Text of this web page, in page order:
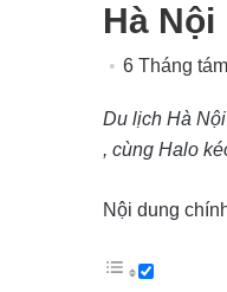
Hà
6 Tháng
Du lịch Hà Nội
, cùng Halo
Nội dung